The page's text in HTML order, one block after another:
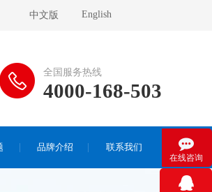
中文版 English
全国服务热线
4000-168-503
品牌介绍 联系我们 
在线咨询
